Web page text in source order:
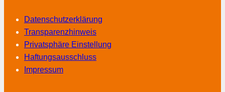
Datenschutzerklärung
Transparenzhinweis
Privatsphäre Einstellung
Haftungsausschluss
Impressum